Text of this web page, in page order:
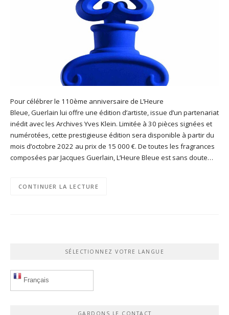
Pour célébrer le 110ème anniversaire de L’Heure
Bleue, Guerlain lui offre une édition d’artiste, issue d’un partenariat
inédit avec les Archives Yves Klein. Limitée à 30 pièces signées et
numérotées, cette prestigieuse édition sera disponible à partir du
mois d’octobre 2022 au prix de 15 000 €. De toutes les fragrances
composées par Jacques Guerlain, L’Heure Bleue est sans doute…
CONTINUER LA LECTURE
SÉLECTIONNEZ VOTRE LANGUE
Français